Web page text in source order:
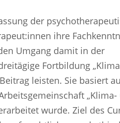
der
ihre
Umgang damit in der
Fortbildung
leisten. Sie basiert
wurde. Ziel des